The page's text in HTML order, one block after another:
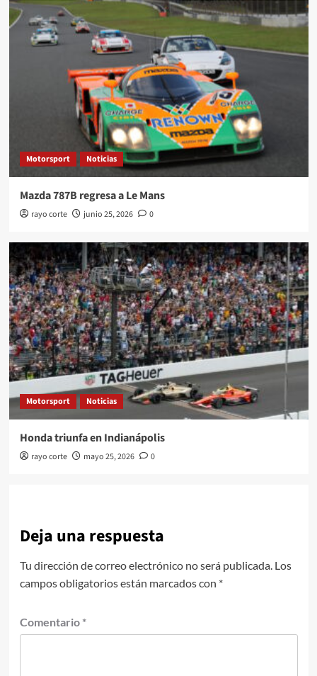
Motorsport Noticias
Mazda 787B regresa a Le Mans
rayo corte junio 25, 2026 0
Motorsport Noticias
Honda triunfa en Indianápolis
rayo corte mayo 25, 2026 0
Deja una respuesta
Tu dirección de correo electrónico no será publicada. Los
campos obligatorios están marcados con *
Comentario *